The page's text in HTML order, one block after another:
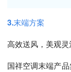
3.末端方案
高效送风，美观灵
国祥空调末端产